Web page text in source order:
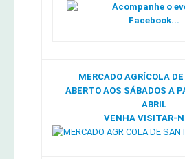
Acompanhe o
Facebook...
MERCADO AGRÍCOLA
ABERTO AOS SÁBADOS A
ABRIL
VENHA VISITAR-